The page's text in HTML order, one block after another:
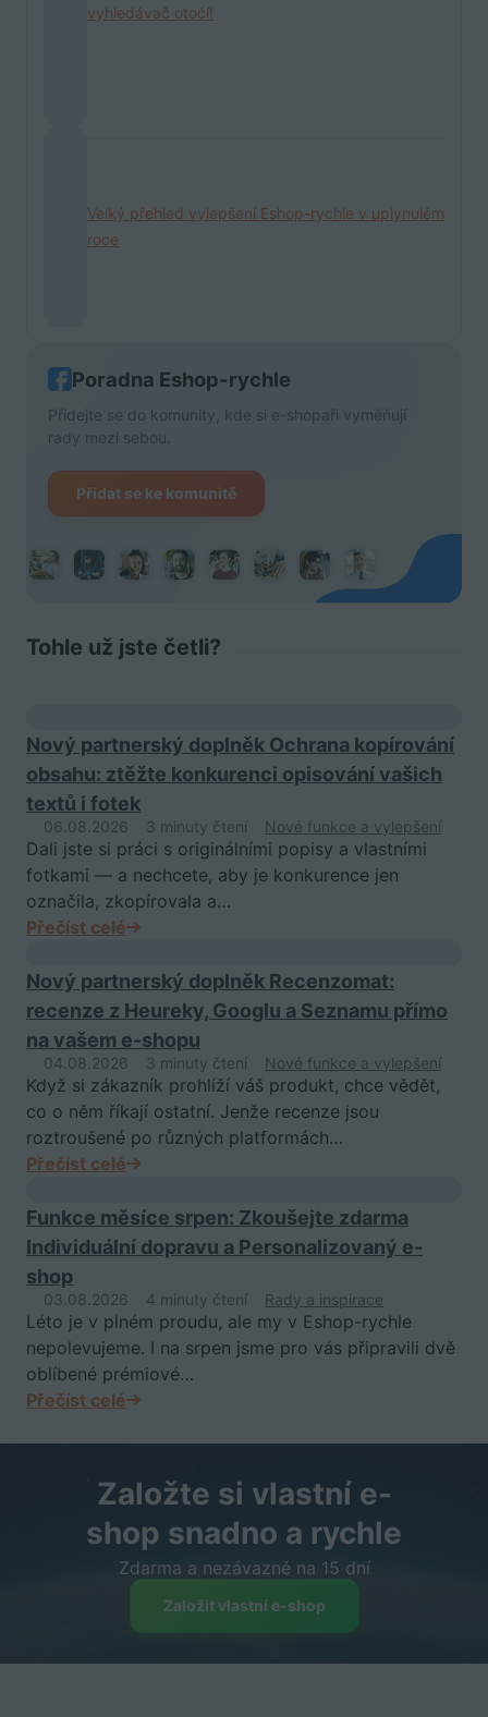
vyhledávač otočí!
Velký přehled vylepšení Eshop-rychle v uplynulém
roce
Poradna Eshop-rychle
Přidejte se do komunity, kde si e-shopaři vyměňují
rady mezi sebou.
Přidat se ke komunitě
Tohle už jste četli?
Nový partnerský doplněk Ochrana kopírování
obsahu: ztěžte konkurenci opisování vašich
textů i fotek
06.08.2026 3 minuty čtení Nové funkce a vylepšení
Dali jste si práci s originálními popisy a vlastními
fotkami — a nechcete, aby je konkurence jen
označila, zkopírovala a…
Přečíst celé
Nový partnerský doplněk Recenzomat:
recenze z Heureky, Googlu a Seznamu přímo
na vašem e-shopu
04.08.2026 3 minuty čtení Nové funkce a vylepšení
Když si zákazník prohlíží váš produkt, chce vědět,
co o něm říkají ostatní. Jenže recenze jsou
roztroušené po různých platformách…
Přečíst celé
Funkce měsíce srpen: Zkoušejte zdarma
Individuální dopravu a Personalizovaný e-
shop
03.08.2026 4 minuty čtení Rady a inspirace
Léto je v plném proudu, ale my v Eshop-rychle
nepolevujeme. I na srpen jsme pro vás připravili dvě
oblíbené prémiové…
Přečíst celé
Založte si vlastní e-
shop snadno a rychle
Zdarma a nezávazně na 15 dní
Založit vlastní e-shop